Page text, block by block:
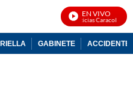
EN VIVO
Noticias Caracol En
GABINETE ACCIDENTE